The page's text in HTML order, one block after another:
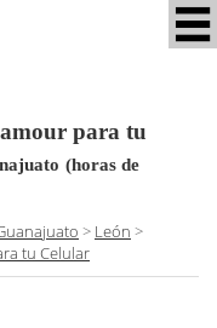
para tu
(horas de
> León >
tu Celular